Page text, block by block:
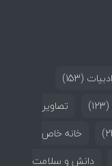
ادبیات (153)
(123)
تصاویر
خانه خاص
دانش و سلامت